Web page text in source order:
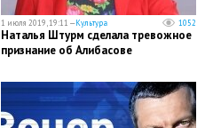
1 июля 2019, 19:11 —Культура 1052
Наталья Штурм сделала тревожное
признание об Алибасове